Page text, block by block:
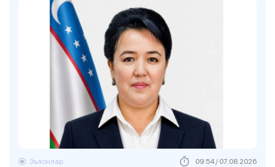
Эълонлар 09:54 / 07.08.2026